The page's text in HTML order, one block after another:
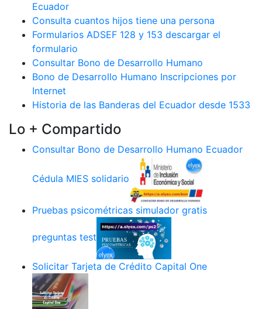
Ecuador
Consulta cuantos hijos tiene una persona
Formularios ADSEF 128 y 153 descargar el
formulario
Consultar Bono de Desarrollo Humano
Bono de Desarrollo Humano Inscripciones por
Internet
Historia de las Banderas del Ecuador desde 1533
Lo + Compartido
Consultar Bono de Desarrollo Humano Ecuador
Cédula MIES solidario
Pruebas psicométricas simulador gratis
preguntas test
Solicitar Tarjeta de Crédito Capital One